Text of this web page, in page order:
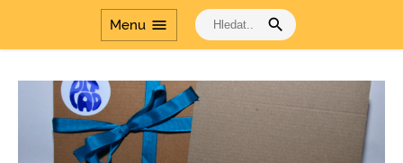
Menu menu search